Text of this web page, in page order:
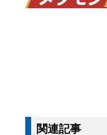
関連記事